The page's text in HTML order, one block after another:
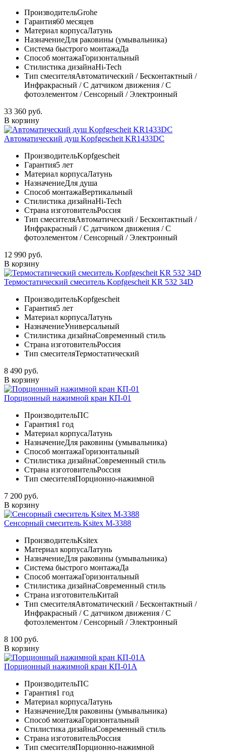
ПроизводительGrohe
Гарантия60 месяцев
Материал корпусаЛатунь
НазначениеДля раковины (умывальника)
Система быстрого монтажаДа
Способ монтажаГоризонтальный
Стилистика дизайнаHi-Tech
Тип смесителяАвтоматический / Бесконтактный /
Инфракрасный / С датчиком движения / С
фотоэлементом / Сенсорный / Электронный
33 360 руб.
В корзину
Автоматический душ Kopfgescheit KR1433DC
ПроизводительKopfgescheit
Гарантия5 лет
Материал корпусаЛатунь
НазначениеДля душа
Способ монтажаВертикальный
Стилистика дизайнаHi-Tech
Страна изготовительРоссия
Тип смесителяАвтоматический / Бесконтактный /
Инфракрасный / С датчиком движения / С
фотоэлементом / Сенсорный / Электронный
12 990 руб.
В корзину
Термостатический смеситель Kopfgescheit KR 532 34D
ПроизводительKopfgescheit
Гарантия5 лет
Материал корпусаЛатунь
НазначениеУниверсальный
Стилистика дизайнаСовременный стиль
Страна изготовительРоссия
Тип смесителяТермостатический
8 490 руб.
В корзину
Порционный нажимной кран КП-01
ПроизводительПС
Гарантия1 год
Материал корпусаЛатунь
НазначениеДля раковины (умывальника)
Способ монтажаГоризонтальный
Стилистика дизайнаСовременный стиль
Страна изготовительРоссия
Тип смесителяПорционно-нажимной
7 200 руб.
В корзину
Сенсорный смеситель Ksitex М-3388
ПроизводительKsitex
Материал корпусаЛатунь
НазначениеДля раковины (умывальника)
Система быстрого монтажаДа
Способ монтажаГоризонтальный
Стилистика дизайнаСовременный стиль
Страна изготовительКитай
Тип смесителяАвтоматический / Бесконтактный /
Инфракрасный / С датчиком движения / С
фотоэлементом / Сенсорный / Электронный
8 100 руб.
В корзину
Порционный нажимной кран КП-01А
ПроизводительПС
Гарантия1 год
Материал корпусаЛатунь
НазначениеДля раковины (умывальника)
Способ монтажаГоризонтальный
Стилистика дизайнаСовременный стиль
Страна изготовительРоссия
Тип смесителяПорционно-нажимной